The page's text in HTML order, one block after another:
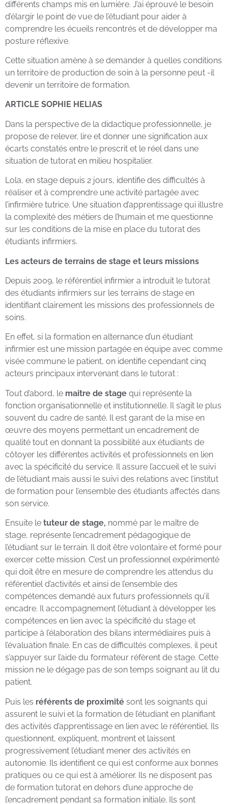
différents champs mis en lumière. J’ai éprouvé le besoin
d’élargir le point de vue de l’étudiant pour aider à
comprendre les écueils rencontrés et de développer ma
posture réflexive.
Cette situation amène à se demander à quelles conditions
un territoire de production de soin à la personne peut -il
devenir un territoire de formation.
ARTICLE SOPHIE HELIAS
Dans la perspective de la didactique professionnelle, je
propose de relever, lire et donner une signification aux
écarts constatés entre le prescrit et le réel dans une
situation de tutorat en milieu hospitalier.
Lola, en stage depuis 2 jours, identifie des difficultés à
réaliser et à comprendre une activité partagée avec
l’infirmière tutrice. Une situation d’apprentissage qui illustre
la complexité des métiers de l’humain et me questionne
sur les conditions de la mise en place du tutorat des
étudiants infirmiers.
Les acteurs de terrains de stage et leurs missions
Depuis 2009, le référentiel infirmier a introduit le tutorat
des étudiants infirmiers sur les terrains de stage en
identifiant clairement les missions des professionnels de
soins.
En effet, si la formation en alternance d’un étudiant
infirmier est une mission partagée en équipe avec comme
visée commune le patient, on identifie cependant cinq
acteurs principaux intervenant dans le tutorat :
Tout d’abord, le maitre de stage qui représente la
fonction organisationnelle et institutionnelle. Il s’agit le plus
souvent du cadre de santé. Il est garant de la mise en
œuvre des moyens permettant un encadrement de
qualité tout en donnant la possibilité aux étudiants de
côtoyer les différentes activités et professionnels en lien
avec la spécificité du service. Il assure l’accueil et le suivi
de l’étudiant mais aussi le suivi des relations avec l’institut
de formation pour l’ensemble des étudiants affectés dans
son service.
Ensuite le tuteur de stage, nommé par le maître de
stage, représente l’encadrement pédagogique de
l’étudiant sur le terrain. Il doit être volontaire et formé pour
exercer cette mission. C’est un professionnel expérimenté
qui doit être en mesure de comprendre les attendus du
référentiel d’activités et ainsi de l’ensemble des
compétences demandé aux futurs professionnels qu’il
encadre. Il accompagnement l’étudiant à développer les
compétences en lien avec la spécificité du stage et
participe à l’élaboration des bilans intermédiaires puis à
l’évaluation finale. En cas de difficultés complexes, il peut
s’appuyer sur l’aide du formateur réfèrent de stage. Cette
mission ne le dégage pas de son temps soignant au lit du
patient.
Puis les référents de proximité sont les soignants qui
assurent le suivi et la formation de l’étudiant en planifiant
des activités d’apprentissage en lien avec le référentiel. Ils
questionnent, expliquent, montrent et laissent
progressivement l’étudiant mener des activités en
autonomie. Ils identifient ce qui est conforme aux bonnes
pratiques ou ce qui est à améliorer. Ils ne disposent pas
de formation tutorat en dehors d’une approche de
l’encadrement pendant sa formation initiale. Ils sont